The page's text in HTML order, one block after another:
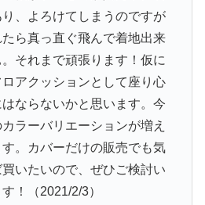
、よろけてしまうのですが
ら真っ直ぐ飛んで着地出来
それまで頑張ります！仮に
アクッションとして座り心
ならないかと思います。今
ラーバリエーションが増え
。カバーだけの販売でも気
いたいので、ぜひご検討い
！（2021/2/3）